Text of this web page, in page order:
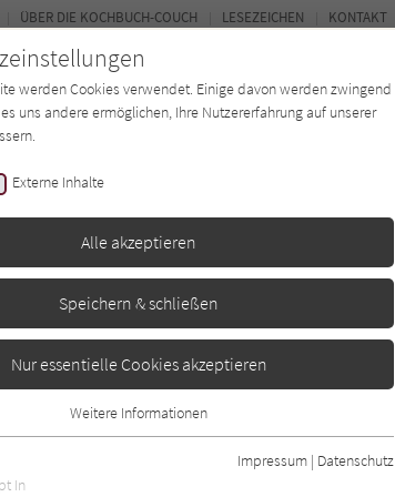
Autor*in Magazin
ÜBER DIE KOCHBUCH-COUCH LESEZEICHEN KONTAKT
werden Cookies verwendet. Einige davon werden zwingend
uns andere ermöglichen, Ihre Nutzererfahrung auf unserer
Externe Inhalte
Alle akzeptieren
Speichern & schließen
Nur essentielle Cookies akzeptieren
werden für grundlegende Funktionen der Webseite
ist gewährleistet, dass die Webseite einwandfrei
Weitere Informationen
In
Impressum | Datenschutz